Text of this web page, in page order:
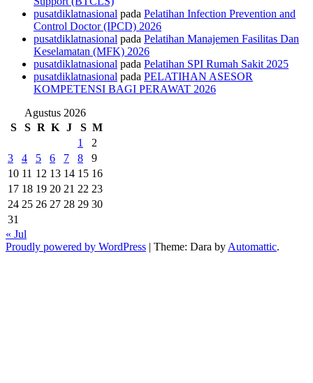
pusatdiklatnasional pada Pelatihan Infection Prevention and
Control Doctor (IPCD) 2026
pusatdiklatnasional pada Pelatihan Manajemen Fasilitas Dan
Keselamatan (MFK) 2026
pusatdiklatnasional pada Pelatihan SPI Rumah Sakit 2025
pusatdiklatnasional pada PELATIHAN ASESOR
KOMPETENSI BAGI PERAWAT 2026
Agustus 2026
S
S R K J S M
1
2
3
4 5 6 7 8
9
10 11 12 13 14 15 16
17 18 19 20 21 22 23
24 25 26 27 28 29 30
31
« Jul
Proudly powered by WordPress
Theme: Dara byAutomattic.